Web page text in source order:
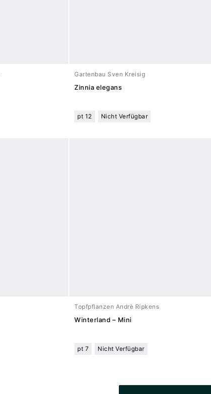
Gartenbau Sven Kreisig
Zinnia elegans
pt 12 Nicht Verfügbar
Topfpflanzen Andrè Ripkens
Winterland – Mini
pt 7 Nicht Verfügbar